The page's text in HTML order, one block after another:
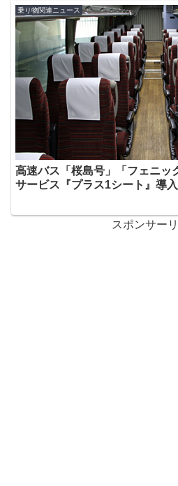
乗り物関連ニュース
高速バス「桜島号」「フェニッ
サービス『プラス1シート』導入
スポンサー